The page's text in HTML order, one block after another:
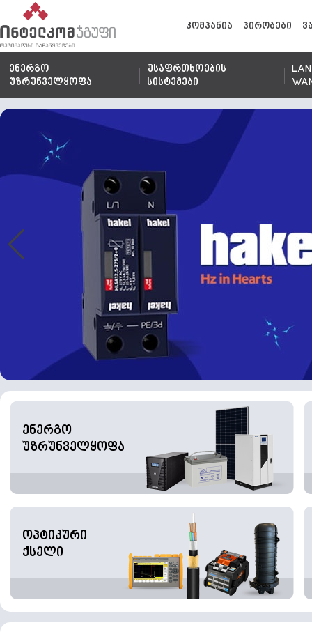
კომპანია პირობები
ენერგო
უზრუნველყოფა
უსაფრთხოების
სისტემები
ენერგო
უზრუნველყოფა
ოპტიკური
ქსელი